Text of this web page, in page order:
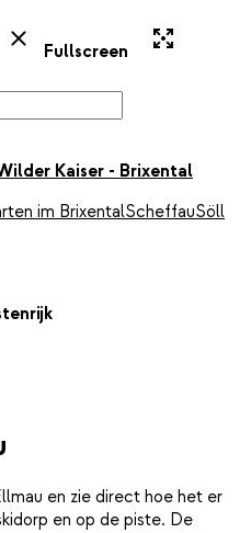
Sluiten
Fullscreen
Kaiser - Brixental
im BrixentalScheffauSöll
en zie direct hoe het er
en op de piste. De